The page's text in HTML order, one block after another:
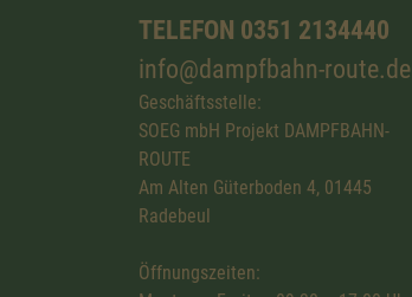
TELEFON 0351 2134440
info@dampfbahn-route.de
Geschäftsstelle:
SOEG mbH Projekt DAMPFBAHN-
ROUTE
Am Alten Güterboden 4, 01445
Radebeul
Öffnungszeiten: